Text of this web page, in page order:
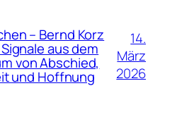
– Bernd Korz
aus dem
von Abschied,
und Hoffnung
14.
März
2026